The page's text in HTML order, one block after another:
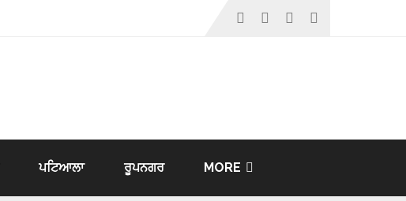
ਪਟਿਆਲਾ ਰੂਪਨਗਰ MORE